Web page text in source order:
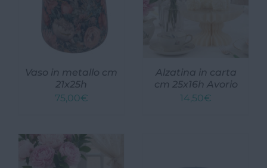
Vaso in metallo cm
21x25h
75,00€
Alzatina in carta
cm 25x16h Avorio
14,50€